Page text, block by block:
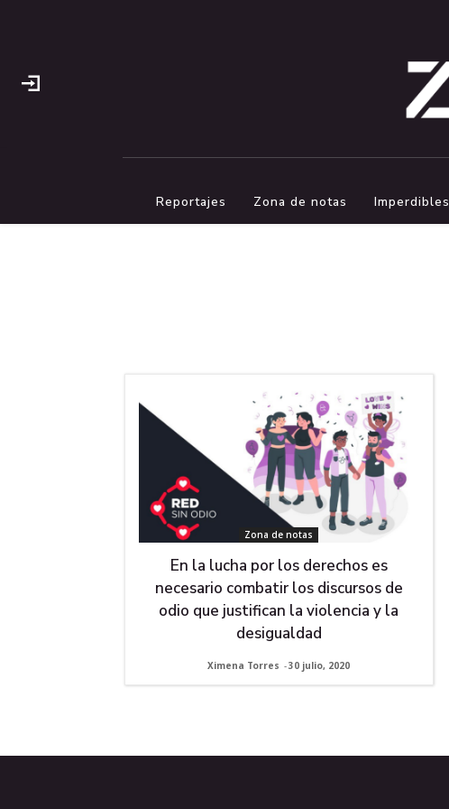
Reportajes Zona de notas Imperdibles
Zona de notas
En la lucha por los derechos es
necesario combatir los discursos de
odio que justifican la violencia y la
desigualdad
Ximena Torres -30 julio, 2020